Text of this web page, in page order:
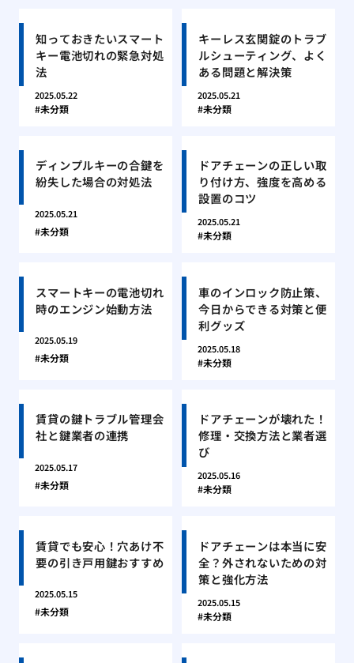
知っておきたいスマート
キー電池切れの緊急対処
法
2025.05.22
未分類
キーレス玄関錠のトラブ
ルシューティング、よく
ある問題と解決策
2025.05.21
未分類
ディンプルキーの合鍵を
紛失した場合の対処法
2025.05.21
未分類
ドアチェーンの正しい取
り付け方、強度を高める
設置のコツ
2025.05.21
未分類
スマートキーの電池切れ
時のエンジン始動方法
2025.05.19
未分類
車のインロック防止策、
今日からできる対策と便
利グッズ
2025.05.18
未分類
賃貸の鍵トラブル管理会
社と鍵業者の連携
2025.05.17
未分類
ドアチェーンが壊れた！
修理・交換方法と業者選
び
2025.05.16
未分類
賃貸でも安心！穴あけ不
要の引き戸用鍵おすすめ
2025.05.15
未分類
ドアチェーンは本当に安
全？外されないための対
策と強化方法
2025.05.15
未分類